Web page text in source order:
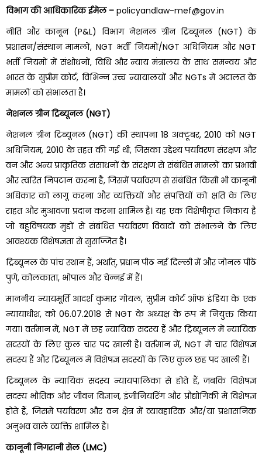
विभाग की आधिकारिक ईमेल – policyandlaw-mef@gov.in
नीति और कानून (P&L) विभाग नेशनल ग्रीन ट्रिब्यूनल (NGT) के
प्रशासन/संस्थान मामलों, NGT भर्ती नियमों/NGT अधिनियम और NGT
भर्ती नियमों में संशोधनों, विधि और न्याय मंत्रालय के साथ समन्वय और
भारत के सुप्रीम कोर्ट, विभिन्न उच्च न्यायालयों और NGTs में अदालत के
मामलों को संभालता है।
नेशनल ग्रीन ट्रिब्यूनल (NGT)
नेशनल ग्रीन ट्रिब्यूनल (NGT) की स्थापना 18 अक्टूबर, 2010 को NGT
अधिनियम, 2010 के तहत की गई थी, जिसका उद्देश्य पर्यावरण संरक्षण और
वन और अन्य प्राकृतिक संसाधनों के संरक्षण से संबंधित मामलों का प्रभावी
और त्वरित निपटान करना है, जिसमें पर्यावरण से संबंधित किसी भी कानूनी
अधिकार को लागू करना और व्यक्तियों और संपत्तियों को क्षति के लिए
राहत और मुआवजा प्रदान करना शामिल है। यह एक विशेषीकृत निकाय है
जो बहुविषयक मुद्दों से संबंधित पर्यावरण विवादों को संभालने के लिए
आवश्यक विशेषज्ञता से सुसज्जित है।
ट्रिब्यूनल के पांच स्थान हैं, अर्थात्, प्रधान पीठ नई दिल्ली में और जोनल पीठें
पुणे, कोलकाता, भोपाल और चेन्नई में हैं।
माननीय न्यायमूर्ति आदर्श कुमार गोयल, सुप्रीम कोर्ट ऑफ इंडिया के एक
न्यायाधीश, को 06.07.2018 से NGT के अध्यक्ष के रूप में नियुक्त किया
गया। वर्तमान में, NGT में छह न्यायिक सदस्य हैं और ट्रिब्यूनल में न्यायिक
सदस्यों के लिए कुल चार पद खाली हैं। वर्तमान में, NGT में चार विशेषज्ञ
सदस्य हैं और ट्रिब्यूनल में विशेषज्ञ सदस्यों के लिए कुल छह पद खाली हैं।
ट्रिब्यूनल के न्यायिक सदस्य न्यायपालिका से होते हैं, जबकि विशेषज्ञ
सदस्य भौतिक और जीवन विज्ञान, इंजीनियरिंग और प्रौद्योगिकी में विशेषज्ञ
होते हैं, जिसमें पर्यावरण और वन क्षेत्र में व्यावहारिक और/या प्रशासनिक
अनुभव वाले व्यक्ति शामिल हैं।
कानूनी निगरानी सेल (LMC)